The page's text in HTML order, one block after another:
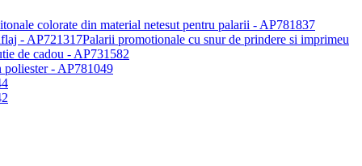
Palarii promotionale cu snur de prindere si imprimeu
de cadou - AP731582
poliester - AP781049